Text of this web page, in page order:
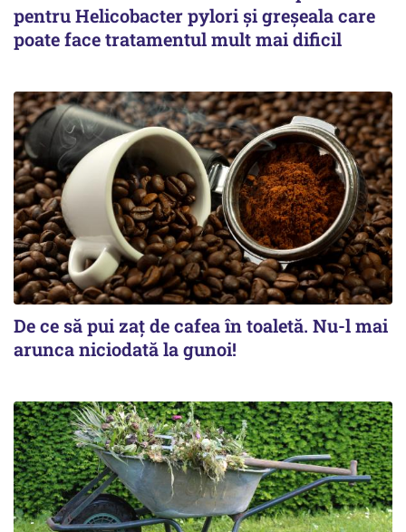
pentru Helicobacter pylori și greșeala care
poate face tratamentul mult mai dificil
De ce să pui zaț de cafea în toaletă. Nu-l mai
arunca niciodată la gunoi!